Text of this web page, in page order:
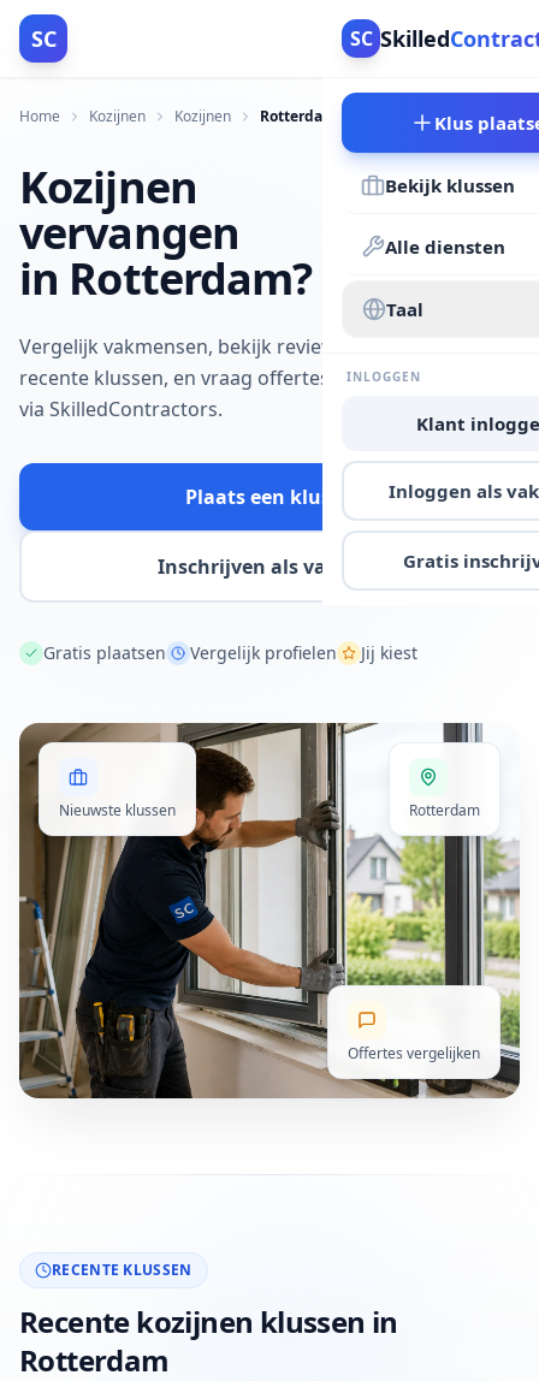
SC SC Skilled
Klus
Bekijk klussen
Alle diensten
Taal
INLOGGEN
Klant
Inloggen als
Gratis
Home Kozijnen Kozijnen Rotterdam
Kozijnen
vervangen
in Rotterdam?
Vergelijk vakmensen, bekijk reviews en
recente klussen, en vraag offertes aan
via SkilledContractors.
Plaats een klus
Inschrijven als vakman
Gratis plaatsen Vergelijk profielen Jij kiest
Nieuwste klussen Rotterdam
Offertes vergelijken
RECENTE KLUSSEN
Recente kozijnen klussen in
Rotterdam